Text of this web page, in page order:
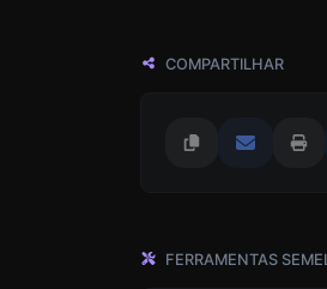
COMPARTILHAR
FERRAMENTAS